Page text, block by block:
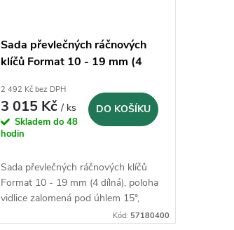
Sada převlečných ráčnových
klíčů Format 10 - 19 mm (4
2 492 Kč bez DPH
3 015 Kč/ ks
Skladem do 48
hodin
DO KOŠÍKU
Sada převlečných ráčnových klíčů
Format 10 - 19 mm (4 dílná),poloha
vidlice zalomená pod úhlem 15°,
Kód: 57180400